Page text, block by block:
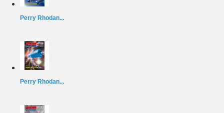
Perry Rhodan...
Perry Rhodan...